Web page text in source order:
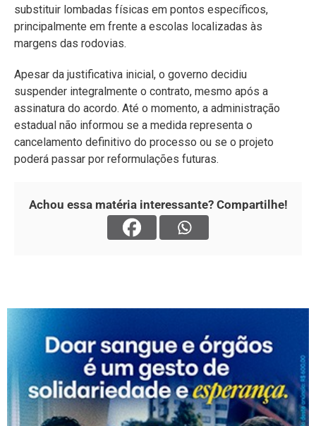
substituir lombadas físicas em pontos específicos,
principalmente em frente a escolas localizadas às
margens das rodovias.
Apesar da justificativa inicial, o governo decidiu
suspender integralmente o contrato, mesmo após a
assinatura do acordo. Até o momento, a administração
estadual não informou se a medida representa o
cancelamento definitivo do processo ou se o projeto
poderá passar por reformulações futuras.
Achou essa matéria interessante? Compartilhe!